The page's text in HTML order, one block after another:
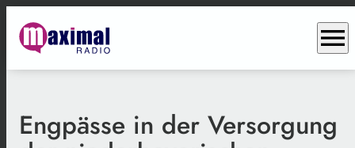
menu
Engpässe in der Versorgung